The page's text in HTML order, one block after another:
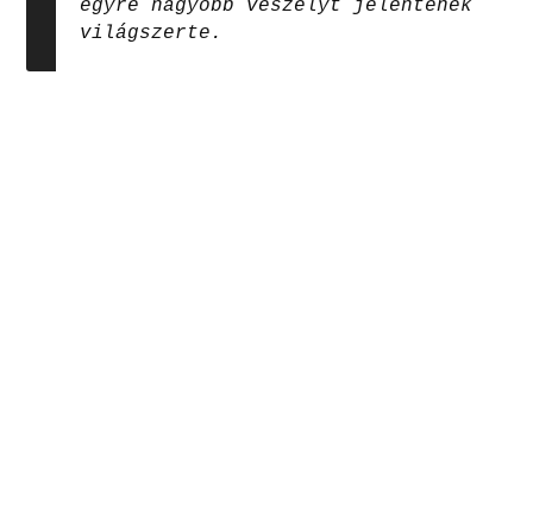
egyre nagyobb veszélyt jelentenek
világszerte.